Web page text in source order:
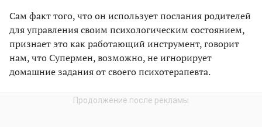
Сам факт того, что он использует послания родителей
для управления своим психологическим состоянием,
признает это как работающий инструмент, говорит
нам, что Супермен, возможно, не игнорирует
домашние задания от своего психотерапевта.